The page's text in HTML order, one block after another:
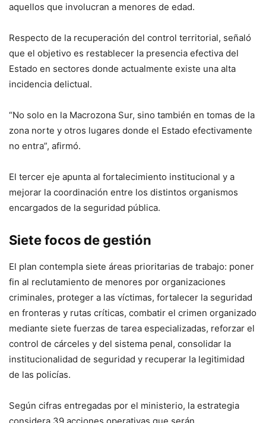
aquellos que involucran a menores de edad.
Respecto de la recuperación del control territorial, señaló
que el objetivo es restablecer la presencia efectiva del
Estado en sectores donde actualmente existe una alta
incidencia delictual.
“No solo en la Macrozona Sur, sino también en tomas de la
zona norte y otros lugares donde el Estado efectivamente
no entra”, afirmó.
El tercer eje apunta al fortalecimiento institucional y a
mejorar la coordinación entre los distintos organismos
encargados de la seguridad pública.
Siete focos de gestión
El plan contempla siete áreas prioritarias de trabajo: poner
fin al reclutamiento de menores por organizaciones
criminales, proteger a las víctimas, fortalecer la seguridad
en fronteras y rutas críticas, combatir el crimen organizado
mediante siete fuerzas de tarea especializadas, reforzar el
control de cárceles y del sistema penal, consolidar la
institucionalidad de seguridad y recuperar la legitimidad
de las policías.
Según cifras entregadas por el ministerio, la estrategia
considera 39 acciones operativas que serán